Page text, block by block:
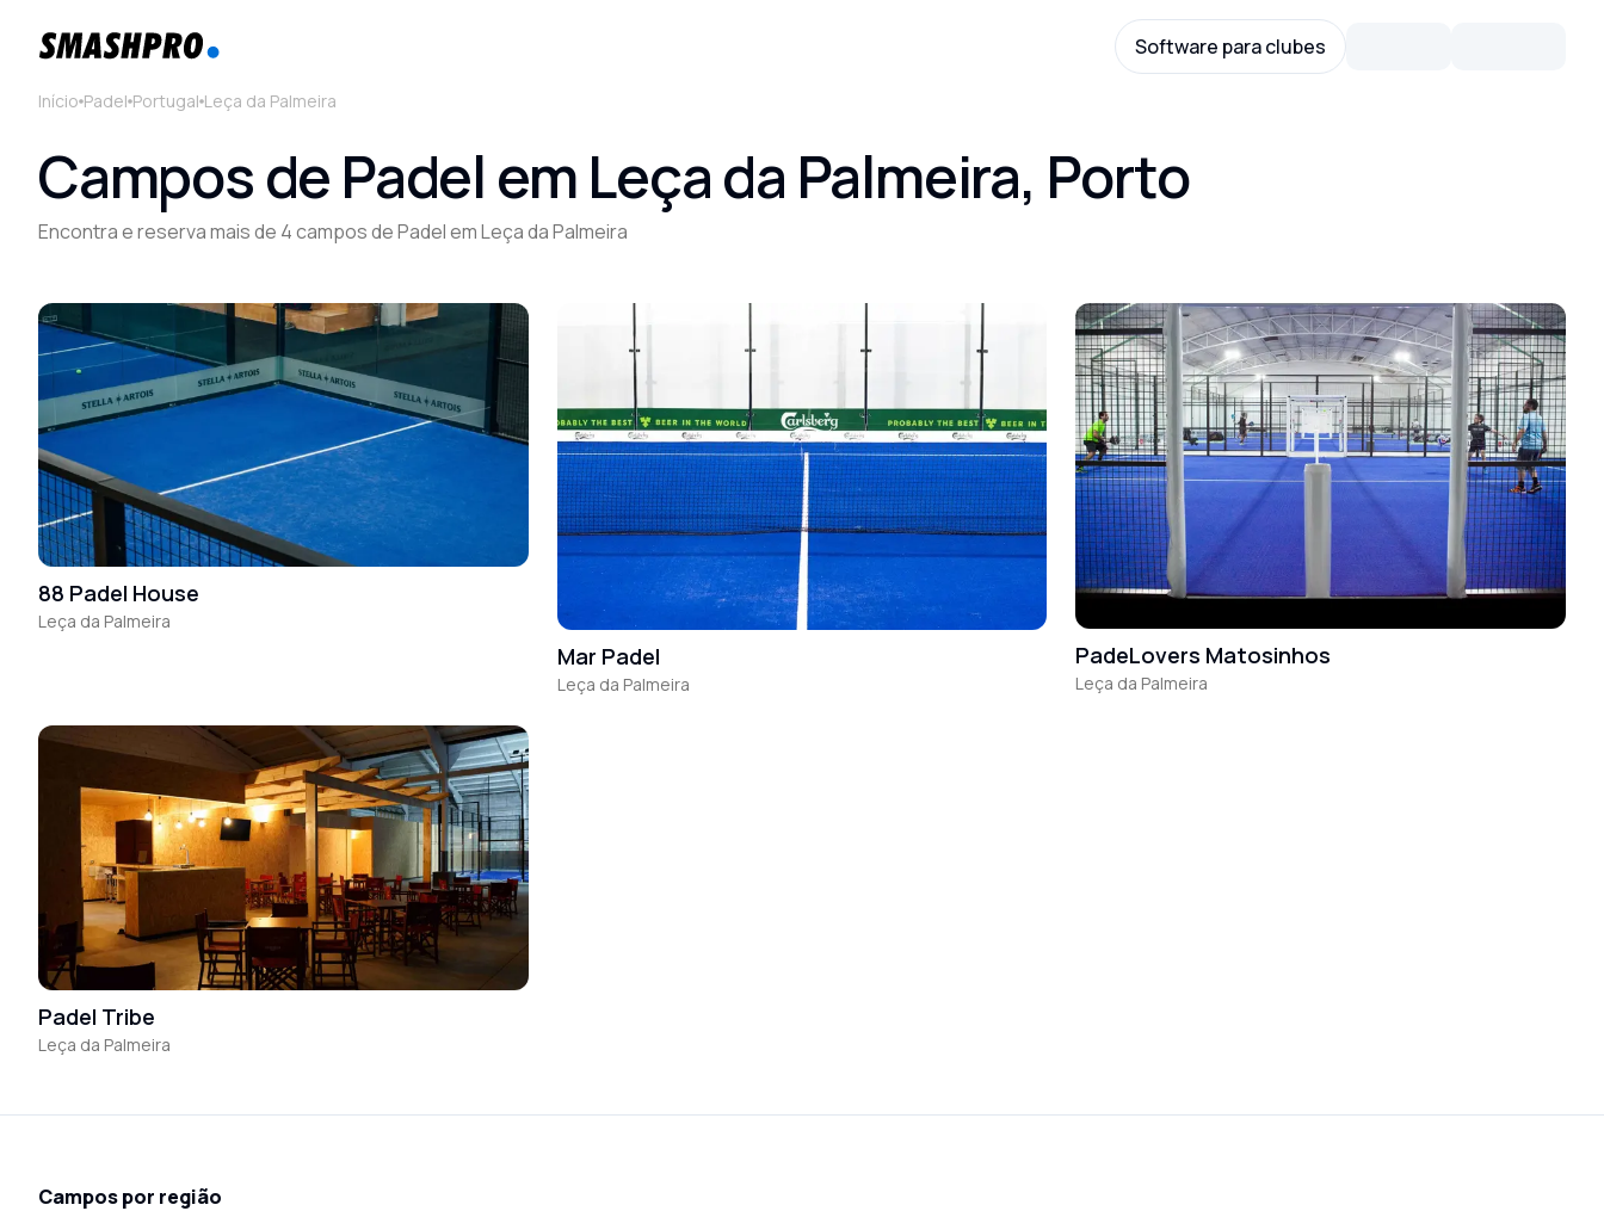
Software para clubes
Início Padel Portugal Leça da Palmeira
Campos de Padel em Leça da Palmeira, Porto
Encontra e reserva mais de 4 campos de Padel em Leça da Palmeira
88 Padel House
Leça da Palmeira
Mar Padel
Leça da Palmeira
PadeLovers Matosinhos
Leça da Palmeira
Padel Tribe
Leça da Palmeira
Campos por região